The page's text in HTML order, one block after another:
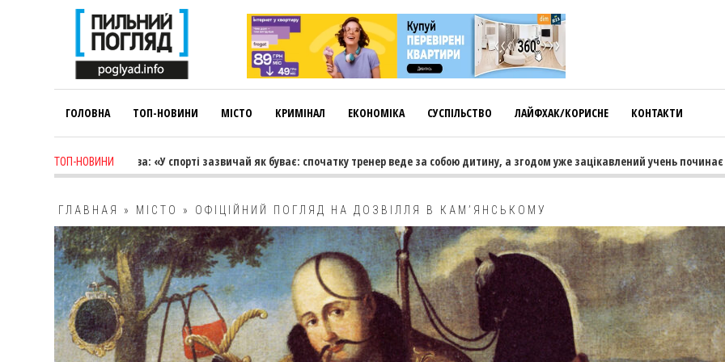
ГОЛОВНА ТОП-НОВИНИ МІСТО КРИМІНАЛ ЕКОНОМІКА СУСПІЛЬСТВО ЛАЙФХАК/КОРИСНЕ КОНТАКТИ
ТОП-НОВИНИ
Лариса Коновалова: «У спорті зазвичай як буває: спочатку тренер веде за собою дитину, а згодом уже зацікавлений учень починає
ГЛАВНАЯ » МІСТО » ОФІЦІЙНИЙ ПОГЛЯД НА ДОЗВІЛЛЯ В КАМ’ЯНСЬКОМУ